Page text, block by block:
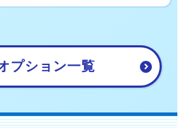
プション一覧